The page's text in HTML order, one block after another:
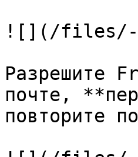
![](/files/-
Разрешите
почте,
повторите